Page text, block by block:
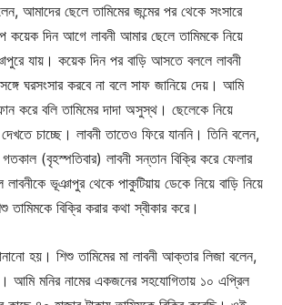
আমাদের ছেলে তামিমের জন্মের পর থেকে সংসারে
কয়েক দিন আগে লাবনী আমার ছেলে তামিমকে নিয়ে
যায়। কয়েক দিন পর বাড়ি আসতে বললে লাবনী
ঘরসংসার করবে না বলে সাফ জানিয়ে দেয়। আমি
করে বলি তামিমের দাদা অসুস্থ। ছেলেকে নিয়ে
চাচ্ছে। লাবনী তাতেও ফিরে যাননি। তিনি বলেন,
(বৃহস্পতিবার) লাবনী সন্তান বিক্রি করে ফেলার
ভূঞাপুর থেকে পাকুটিয়ায় ডেকে নিয়ে বাড়ি নিয়ে
বিক্রি করার কথা স্বীকার করে।
হয়। শিশু তামিমের মা লাবনী আক্তার লিজা বলেন,
আমি মনির নামের একজনের সহযোগিতায় ১০ এপ্রিল